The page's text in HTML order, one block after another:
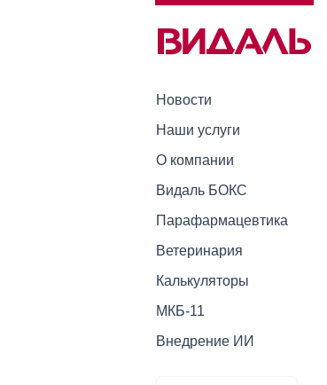
Новости
Наши услуги
О компании
Видаль БОКС
Парафармацевтика
Ветеринария
Калькуляторы
МКБ-11
Внедрение ИИ